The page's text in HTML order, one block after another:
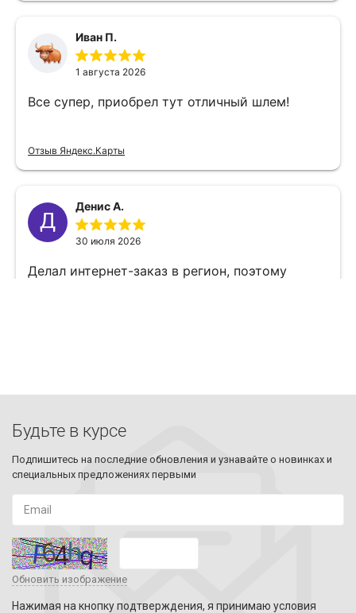
Будьте в курсе
Подпишитесь на последние обновления и узнавайте о новинках и
специальных предложениях первыми
Обновить изображение
Нажимая на кнопку подтверждения, я принимаю условия